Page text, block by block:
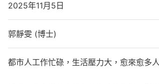
2025年11月5日
郭靜雯 (博士)
都市人工作忙碌，生活壓力大，愈來愈多